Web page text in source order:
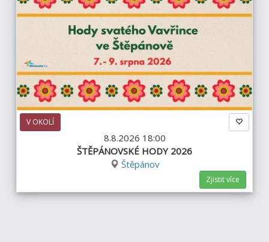
V OKOLÍ
8.8.2026 18:00
ŠTĚPÁNOVSKÉ HODY 2026
Štěpánov
Zjistit více